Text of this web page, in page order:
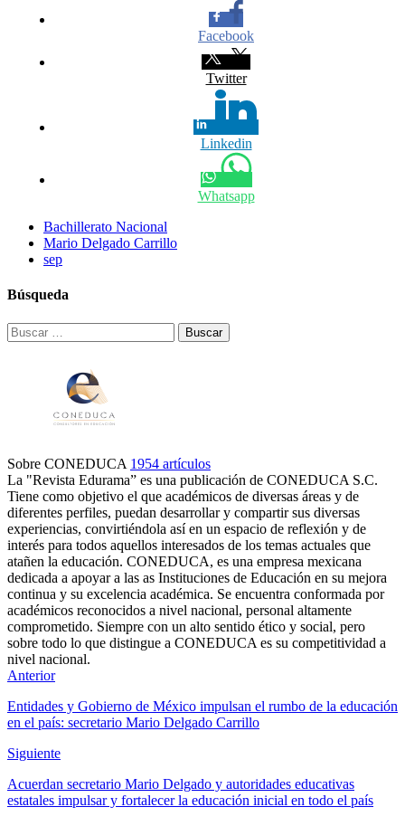
Facebook
Twitter
Linkedin
Whatsapp
Bachillerato Nacional
Mario Delgado Carrillo
sep
Búsqueda
Buscar:
Sobre CONEDUCA 1954 artículos
La "Revista Edurama” es una publicación de CONEDUCA S.C.
Tiene como objetivo el que académicos de diversas áreas y de
diferentes perfiles, puedan desarrollar y compartir sus diversas
experiencias, convirtiéndola así en un espacio de reflexión y de
interés para todos aquellos interesados de los temas actuales que
atañen la educación. CONEDUCA, es una empresa mexicana
dedicada a apoyar a las as Instituciones de Educación en su mejora
continua y su excelencia académica. Se encuentra conformada por
académicos reconocidos a nivel nacional, personal altamente
comprometido. Siempre con un alto sentido ético y social, pero
sobre todo lo que distingue a CONEDUCA es su competitividad a
nivel nacional.
Anterior
Entidades y Gobierno de México impulsan el rumbo de la educación
en el país: secretario Mario Delgado Carrillo
Siguiente
Acuerdan secretario Mario Delgado y autoridades educativas
estatales impulsar y fortalecer la educación inicial en todo el país